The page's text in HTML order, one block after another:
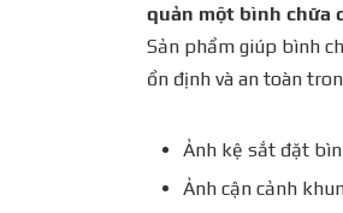
quản một bình chữa
Sản phẩm giúp bình
ổn định và an toàn
Ảnh kệ sắt đặt
Ảnh cận cảnh